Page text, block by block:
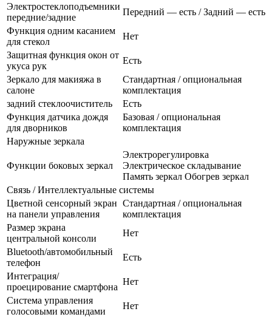
Электростеклоподъемники
передние/задние
Передний — есть / Задний — есть
Функция одним касанием
для стекол
Нет
Защитная функция окон от
укуса рук
Есть
Зеркало для макияжа в
салоне
Стандартная / опциональная
комплектация
задний стеклоочиститель
Есть
Функция датчика дождя
для дворников
Базовая / опциональная
комплектация
Наружные зеркала
Функции боковых зеркал
Электрорегулировка
Электрическое складывание
Память зеркал Обогрев зеркал
Связь / Интеллектуальные системы
Цветной сенсорный экран
на панели управления
Стандартная / опциональная
комплектация
Размер экрана
центральной консоли
Нет
Bluetooth/автомобильный
телефон
Есть
Интеграция/
проецирование смартфона
Нет
Система управления
голосовыми командами
Нет